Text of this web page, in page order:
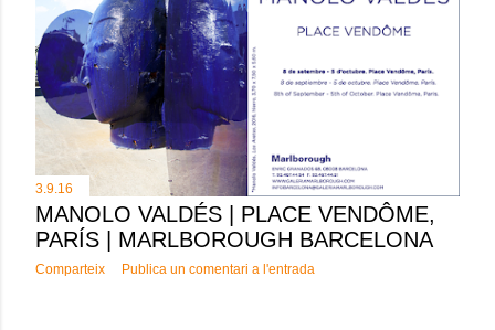
3.9.16
MANOLO VALDÉS | PLACE VENDÔME,
PARÍS | MARLBOROUGH BARCELONA
Comparteix Publica un comentari a l'entrada